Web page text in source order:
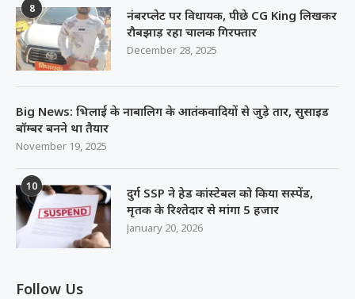
8
नंबरप्लेट पर विधायक, पीछे CG King लिखकर
रौबझाड़ रहा चालक गिरफ्तार
December 28, 2025
Big News: भिलाई के नाबालिग के आतंकवादियों से जुड़े तार, सुसाइड
बॉम्बर बनने था तैयार
November 19, 2025
10
दुर्ग SSP ने हेड कांस्टेबल को किया सस्पेंड,
मृतक के रिश्तेदार से मांगा 5 हजार
January 20, 2026
Follow Us